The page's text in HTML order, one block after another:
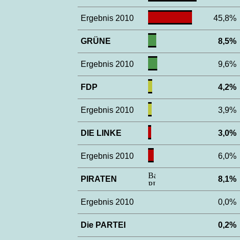
Ergebnis 2010 45,8%
GRÜNE 8,5%
Ergebnis 2010 9,6%
FDP 4,2%
Ergebnis 2010 3,9%
DIE LINKE 3,0%
Ergebnis 2010 6,0%
PIRATEN 8,1%
Ergebnis 2010 0,0%
Die PARTEI 0,2%